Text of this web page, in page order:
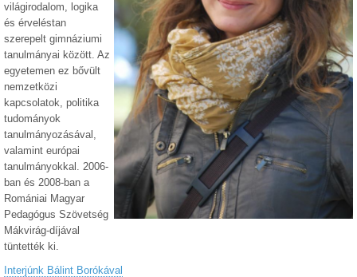
világirodalom, logika
és érveléstan
szerepelt gimnáziumi
tanulmányai között. Az
egyetemen ez bővült
nemzetközi
kapcsolatok, politika
tudományok
tanulmányozásával,
valamint európai
tanulmányokkal. 2006-
ban és 2008-ban a
Romániai Magyar
Pedagógus Szövetség
Mákvirág-díjával
tüntették ki.
Interjúnk Bálint Borókával